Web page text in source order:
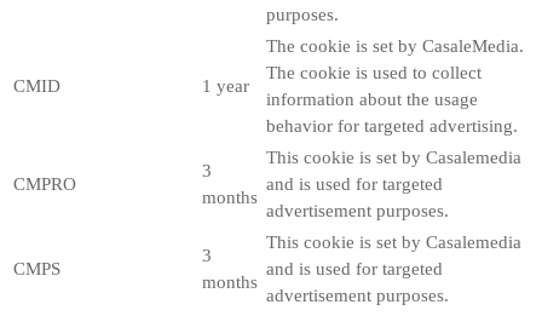
purposes.
CMID 1 year
The cookie is set by CasaleMedia.
The cookie is used to collect
information about the usage
behavior for targeted advertising.
CMPRO
3
months
This cookie is set by Casalemedia
and is used for targeted
advertisement purposes.
CMPS
3
months
This cookie is set by Casalemedia
and is used for targeted
advertisement purposes.